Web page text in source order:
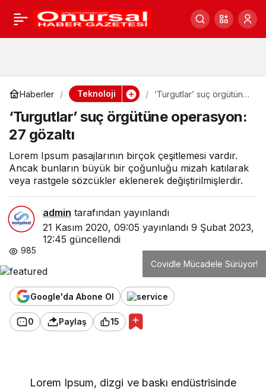
Haberler Teknoloji
‘Turgutlar’ suç örgütüne
‘Turgutlar’ suç örgütüne operasyon:
27 gözaltı
Lorem Ipsum pasajlarının birçok çeşitlemesi vardır.
Ancak bunların büyük bir çoğunluğu mizah katılarak
veya rastgele sözcükler eklenerek değiştirilmişlerdir.
admin tarafından yayınlandı
21 Kasım 2020, 09:05 yayınlandı 9 Şubat 2023,
12:45 güncellendi
985
Covidle Mücadele Sürüyor!
Google'da Abone Ol
0 Paylaş 15
Lorem Ipsum, dizgi ve baskı endüstrisinde
‘Turgutlar’ suç örgütüne 0